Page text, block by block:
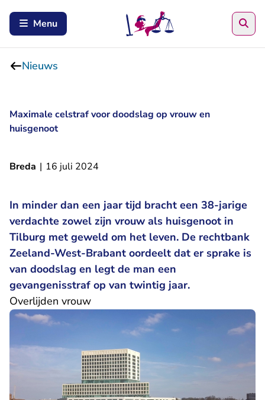
Menu
Nieuws
Maximale celstraf voor doodslag op vrouw en
huisgenoot
Breda | 16 juli 2024
In minder dan een jaar tijd bracht een 38-jarige
verdachte zowel zijn vrouw als huisgenoot in
Tilburg met geweld om het leven. De rechtbank
Zeeland-West-Brabant oordeelt dat er sprake is
van doodslag en legt de man een
gevangenisstraf op van twintig jaar.
Overlijden vrouw